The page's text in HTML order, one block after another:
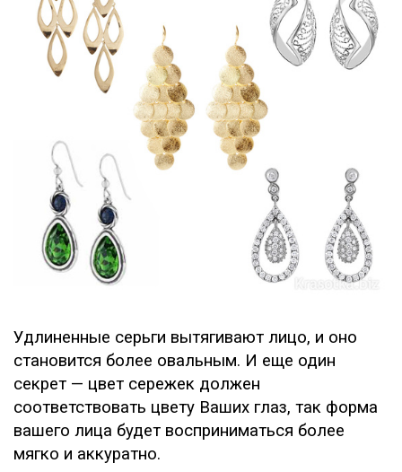
Удлиненные серьги вытягивают лицо, и оно
становится более овальным. И еще один
секрет — цвет сережек должен
соответствовать цвету Ваших глаз, так форма
вашего лица будет восприниматься более
мягко и аккуратно.